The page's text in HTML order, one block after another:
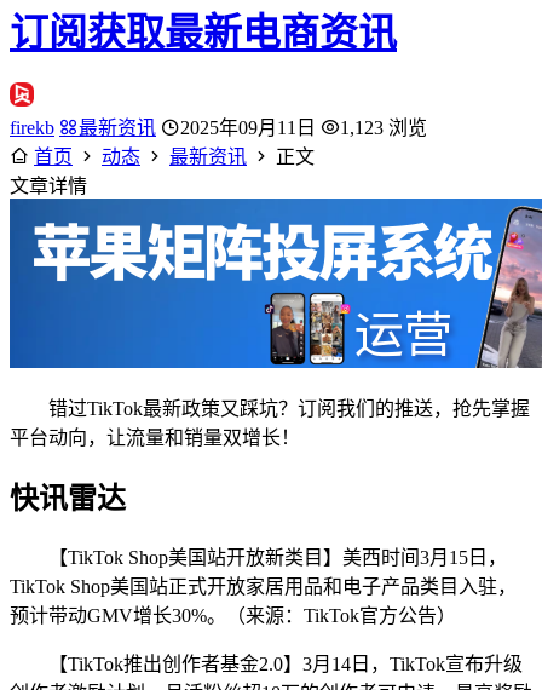
订阅获取最新电商资讯
firekb 最新资讯 2025年09月11日
1,123 浏览
首页
动态 最新资讯
正文
文章详情
错过TikTok最新政策又踩坑？订阅我们的推送，抢先掌握
平台动向，让流量和销量双增长！
快讯雷达
【TikTok Shop美国站开放新类目】美西时间3月15日，
TikTok Shop美国站正式开放家居用品和电子产品类目入驻，
预计带动GMV增长30%。（来源：TikTok官方公告）
【TikTok推出创作者基金2.0】3月14日，TikTok宣布升级